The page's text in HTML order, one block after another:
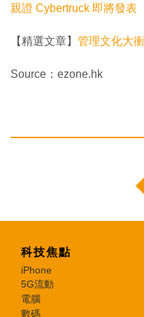
親證 Cybertruck 即將發表
【精選文章】 管理文化大
Source：ezone.hk
科技焦點
iPhone
5G流動
電腦
數碼